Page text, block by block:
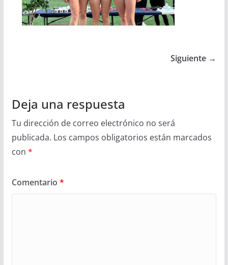
Siguiente →
Deja una respuesta
Tu dirección de correo electrónico no será
publicada. Los campos obligatorios están marcados
con *
Comentario *